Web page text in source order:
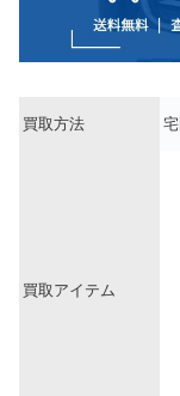
買取方法
買取アイテム